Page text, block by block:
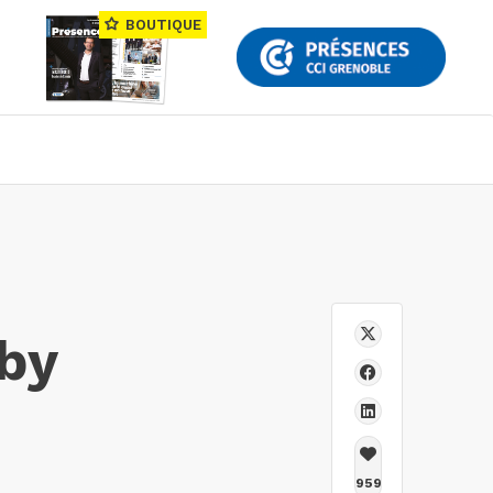
BOUTIQUE
959